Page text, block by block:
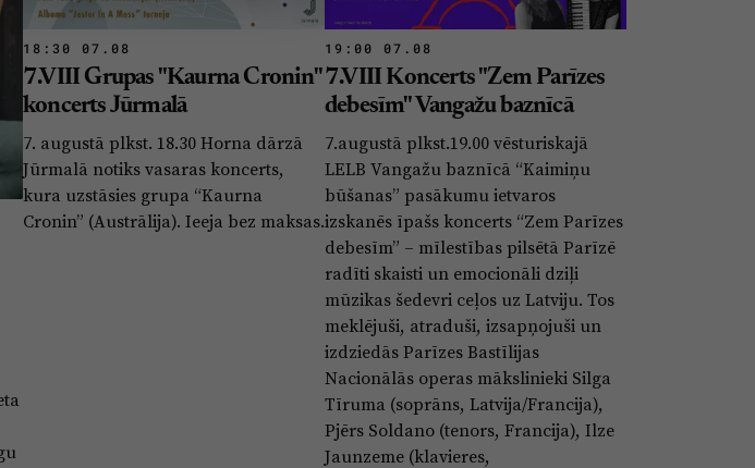
18:30 07.08
7.VIII Grupas "Kaurna Cronin"
koncerts Jūrmalā
7. augustā plkst. 18.30 Horna dārzā
Jūrmalā notiks vasaras koncerts,
kura uzstāsies grupa “Kaurna
Cronin” (Austrālija). Ieeja bez maksas.
19:00 07.08
7.VIII Koncerts "Zem Parīzes
debesīm" Vangažu baznīcā
7.augustā plkst.19.00 vēsturiskajā
LELB Vangažu baznīcā “Kaimiņu
būšanas” pasākumu ietvaros
izskanēs īpašs koncerts “Zem Parīzes
debesīm” – mīlestības pilsētā Parīzē
radīti skaisti un emocionāli dziļi
mūzikas šedevri ceļos uz Latviju. Tos
meklējuši, atraduši, izsapņojuši un
izdziedās Parīzes Bastīlijas
Nacionālās operas mākslinieki Silga
Tīruma (soprāns, Latvija/Francija),
Pjērs Soldano (tenors, Francija), Ilze
Jaunzeme (klavieres,